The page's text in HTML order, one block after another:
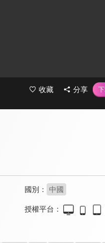
收藏 分享
國別： 中國
授權平台：